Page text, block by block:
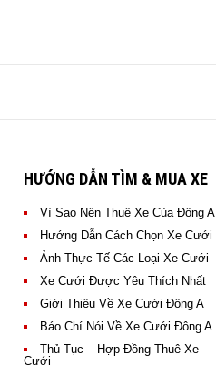
ĐEN
> XEM NGAY GIÁ THUÊ XE
Hình ảnh xe Mercedes
của XE CƯỚI ĐÔNG A
phục vụ khách hàng
Hình ảnh các khách hàng
thuê xe Mercedes của XE
CƯỚI ĐÔNG A
HƯỚNG DẪN TÌM & MUA XE
Vì Sao Nên Thuê Xe Của Đông A
Hướng Dẫn Cách Chọn Xe Cưới
Ảnh Thực Tế Các Loại Xe Cưới
Xe Cưới Được Yêu Thích Nhất
Giới Thiệu Về Xe Cưới Đông A
Báo Chí Nói Về Xe Cưới Đông A
Thủ Tục – Hợp Đồng Thuê Xe
Cưới